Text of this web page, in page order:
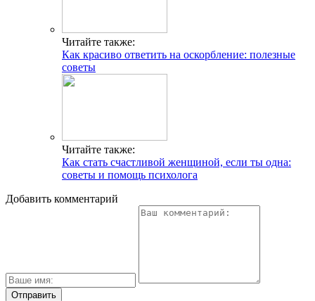
Читайте также:
Как красиво ответить на оскорбление: полезные
советы
Читайте также:
Как стать счастливой женщиной, если ты одна:
советы и помощь психолога
Добавить комментарий